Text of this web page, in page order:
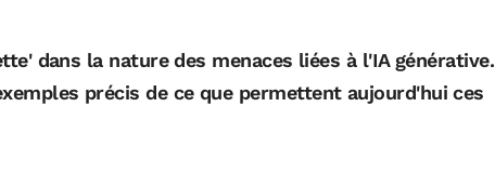
dans la nature des menaces liées à l'IA générative.
précis de ce que permettent aujourd'hui ces